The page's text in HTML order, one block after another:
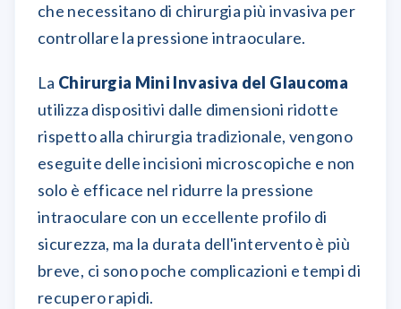
che necessitano di chirurgia più invasiva per
controllare la pressione intraoculare.
La Chirurgia Mini Invasiva del Glaucoma
utilizza dispositivi dalle dimensioni ridotte
rispetto alla chirurgia tradizionale, vengono
eseguite delle incisioni microscopiche e non
solo è efficace nel ridurre la pressione
intraoculare con un eccellente profilo di
sicurezza, ma la durata dell'intervento è più
breve, ci sono poche complicazioni e tempi di
recupero rapidi.